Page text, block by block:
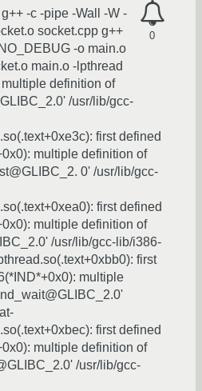
0
-c -pipe -Wall -W -
socket.cpp g++
-o main.o
main.o -lpthread
definition of
/usr/lib/gcc-
first defined
multiple definition of
0' /usr/lib/gcc-
first defined
multiple definition of
/usr/lib/gcc-lib/i386-
first
multiple
first defined
multiple definition of
/usr/lib/gcc-